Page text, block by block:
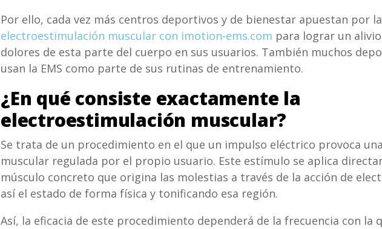
Por ello, cada vez más centros deportivos y de bienestar apuestan por la
electroestimulación muscular con imotion-ems.com para lograr un
dolores de esta parte del cuerpo en sus usuarios. También muchos
usan la EMS como parte de sus rutinas de entrenamiento.
¿En qué consiste exactamente la
electroestimulación muscular?
Se trata de un procedimiento en el que un impulso eléctrico provoca
muscular regulada por el propio usuario. Este estímulo se aplica
músculo concreto que origina las molestias a través de la acción de
así el estado de forma física y tonificando esa región.
Así, la eficacia de este procedimiento dependerá de la frecuencia con la